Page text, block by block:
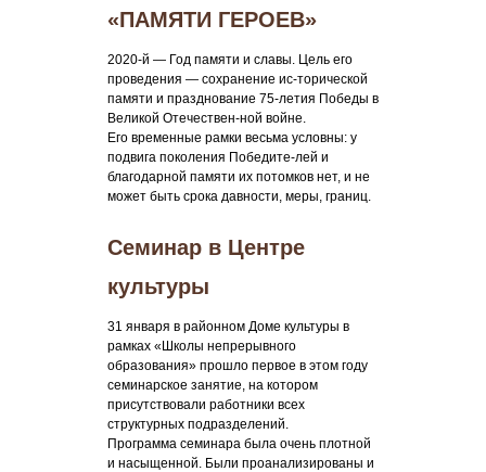
«ПАМЯТИ ГЕРОЕВ»
2020-й — Год памяти и славы. Цель его
проведения — сохранение ис-торической
памяти и празднование 75-летия Победы в
Великой Отечествен-ной войне.
Его временные рамки весьма условны: у
подвига поколения Победите-лей и
благодарной памяти их потомков нет, и не
может быть срока давности, меры, границ.
Семинар в Центре
культуры
31 января в районном Доме культуры в
рамках «Школы непрерывного
образования» прошло первое в этом году
семинарское занятие, на котором
присутствовали работники всех
структурных подразделений.
Программа семинара была очень плотной
и насыщенной. Были проанализированы и